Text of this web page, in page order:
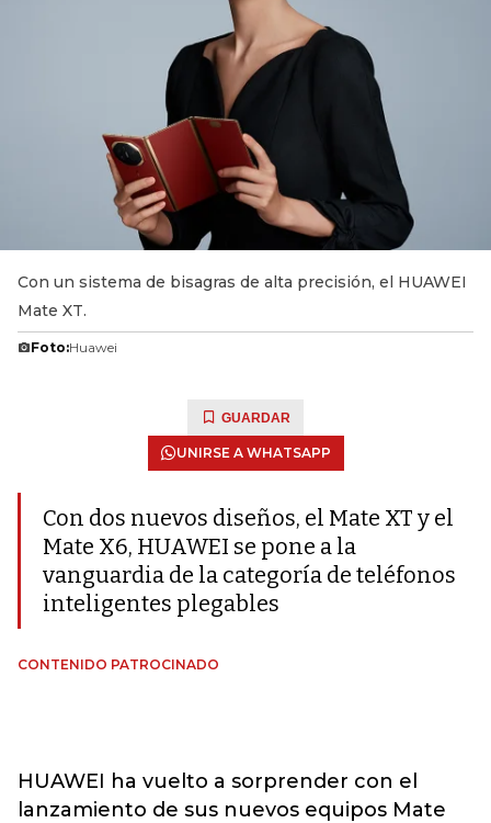
Con un sistema de bisagras de alta precisión, el HUAWEI
Mate XT.
Foto:Huawei
GUARDAR
UNIRSE A WHATSAPP
Con dos nuevos diseños, el Mate XT y el
Mate X6, HUAWEI se pone a la
vanguardia de la categoría de teléfonos
inteligentes plegables
CONTENIDO PATROCINADO
HUAWEI ha vuelto a sorprender con el
lanzamiento de sus nuevos equipos Mate